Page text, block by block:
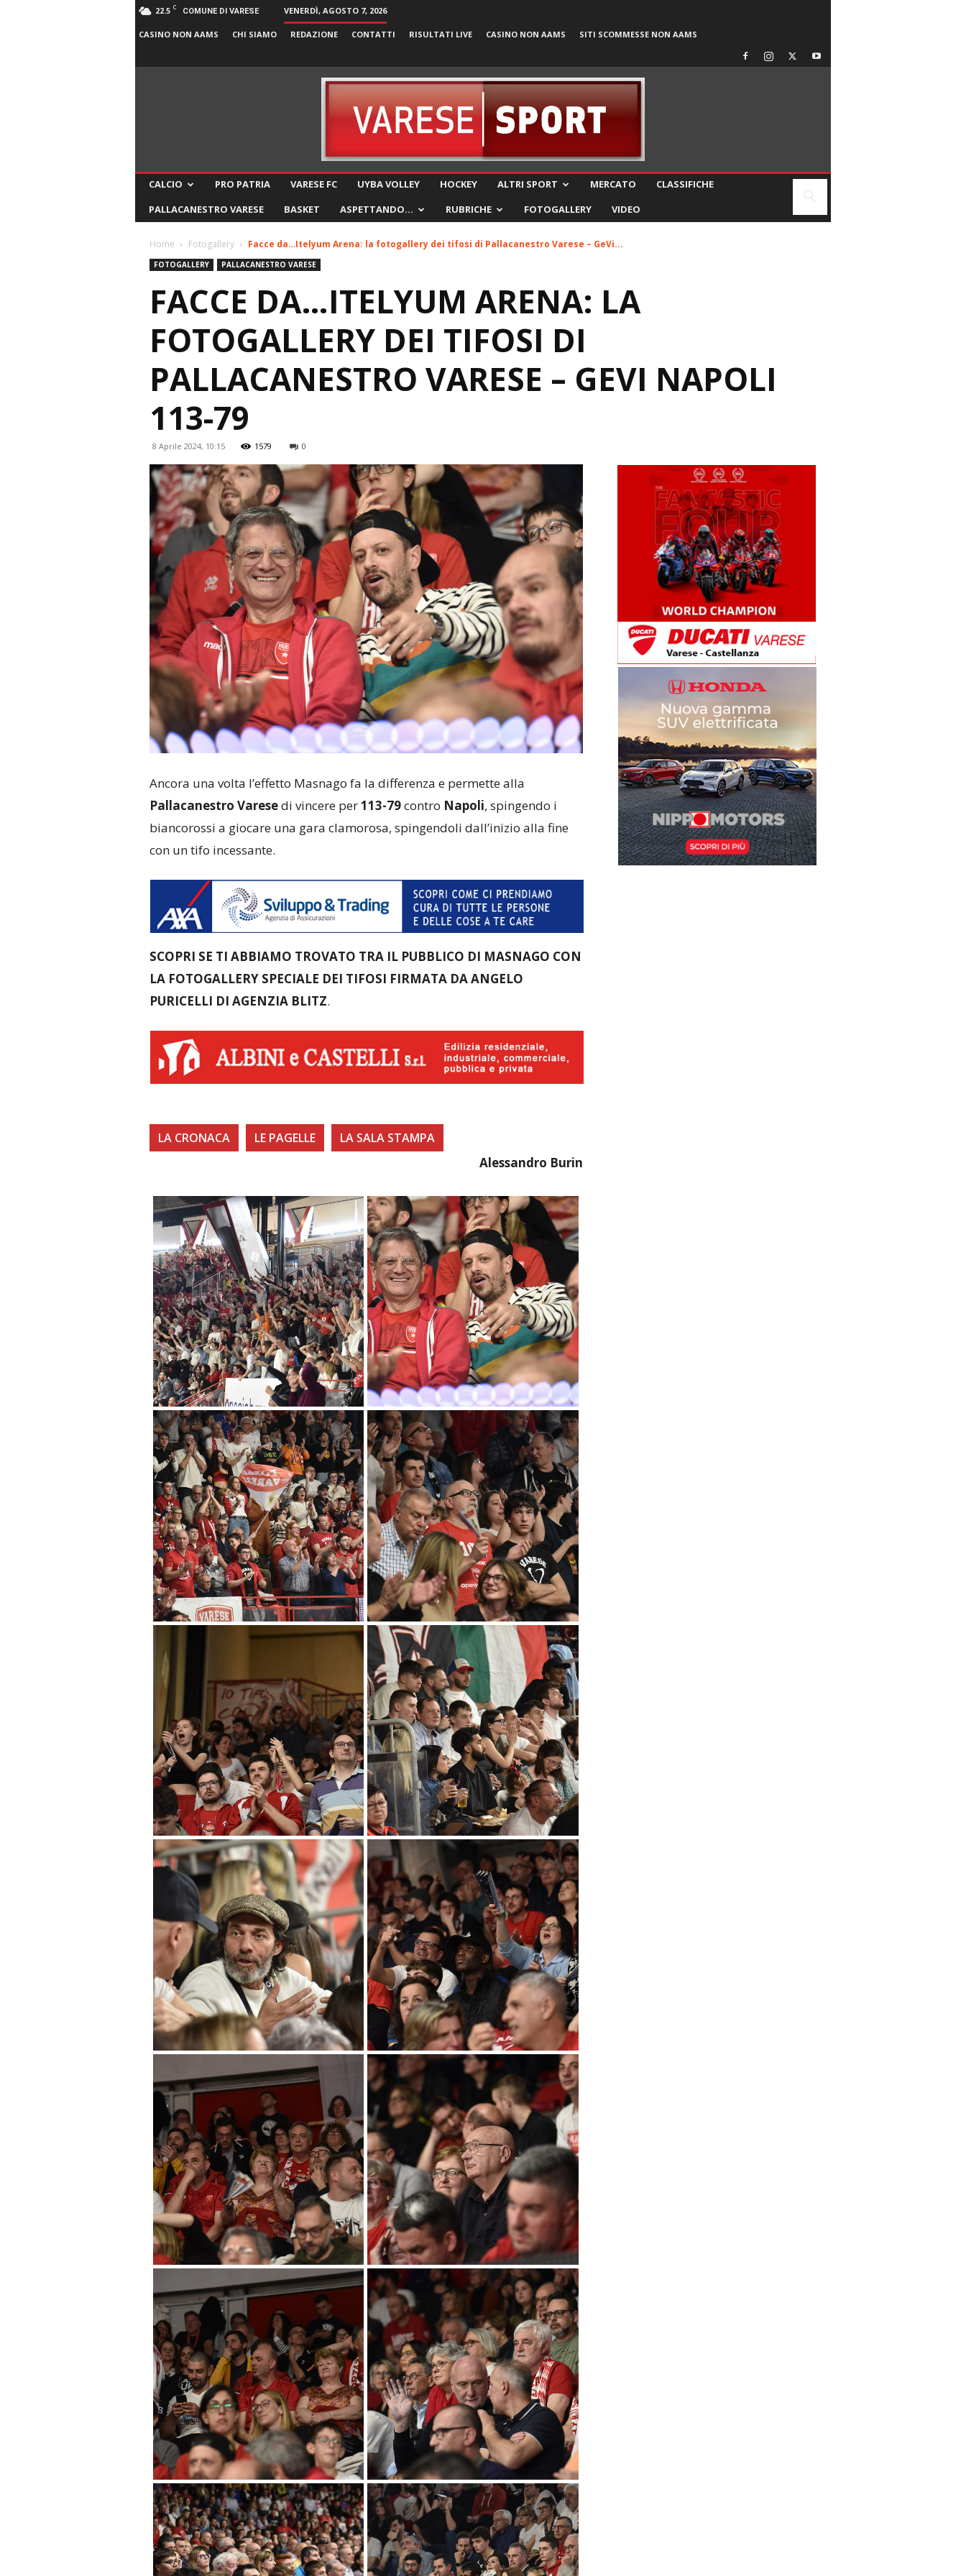
22.5 C COMUNE DI VARESE VENERDÌ, AGOSTO 7, 2026
CASINO NON AAMS CHI SIAMO REDAZIONE CONTATTI RISULTATI LIVE CASINO NON AAMS SITI SCOMMESSE NON AAMS
CALCIO PRO PATRIA VARESE FC UYBA VOLLEY HOCKEY ALTRI SPORT MERCATO
CLASSIFICHE
PALLACANESTRO VARESE
BASKET ASPETTANDO… RUBRICHE FOTOGALLERY VIDEO
Home Fotogallery Facce da…Itelyum Arena: la fotogallery dei tifosi di Pallacanestro Varese – GeVi...
FOTOGALLERY PALLACANESTRO VARESE
FACCE DA…ITELYUM ARENA: LA
FOTOGALLERY DEI TIFOSI DI
PALLACANESTRO VARESE – GEVI NAPOLI
113-79
8 Aprile 2024, 10:15 1579 0
Ancora una volta l’effetto Masnago fa la differenza e permette alla
Pallacanestro Varesedi vincere per113-79contro Napoli, spingendo i
biancorossi a giocare una gara clamorosa, spingendoli dall’inizio alla fine
con un tifo incessante.
SCOPRI SE TI ABBIAMO TROVATO TRA IL PUBBLICO DI MASNAGO CON
LA FOTOGALLERY SPECIALE DEI TIFOSI FIRMATA DA ANGELO
PURICELLI DI AGENZIA BLITZ.
LA CRONACA LE PAGELLE LA SALA STAMPA
Alessandro Burin